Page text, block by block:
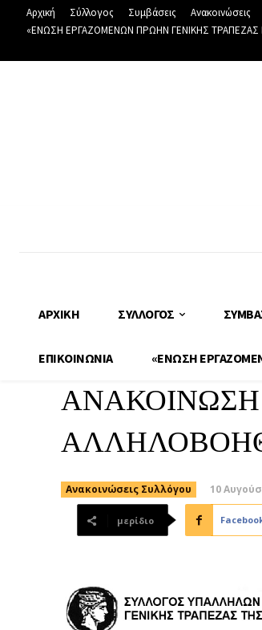
Αρχική Σύλλογος Συμβάσεις Ανακοινώσεις
«ΕΝΩΣΗ ΕΡΓΑΖΟΜΕΝΩΝ ΠΡΩΗΝ ΓΕΝΙΚΗΣ ΤΡΑΠΕΖΑΣ
ΑΡΧΙΚΉ ΣΎΛΛΟΓΟΣ
ΕΠΙΚΟΙΝΩΝΊΑ «ΕΝΩΣΗ
ΑΝΑΚΟΙΝΩΣΗ
Ανακοινώσεις Συλλόγου 10
μερίδιο